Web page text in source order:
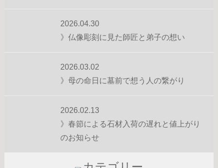
2026.04.30
》仏像彫刻に見た師匠と弟子の想い
2026.03.02
》母の命日に墓前で想う人の繋がり
2026.02.13
》春節による石材入荷の遅れと値上がり
のお知らせ